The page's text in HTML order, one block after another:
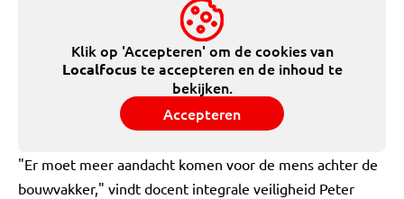
Klik op 'Accepteren' om de cookies van
Localfocus te accepteren en de inhoud te
bekijken.
Accepteren
"Er moet meer aandacht komen voor de mens achter de
bouwvakker," vindt docent integrale veiligheid Peter